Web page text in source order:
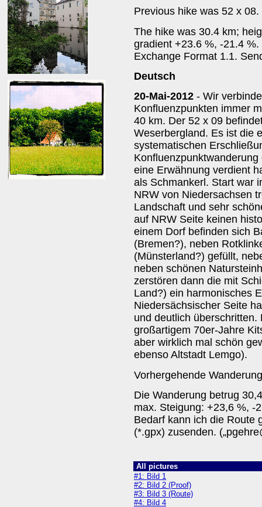
Previous hike was 52 x 08.
The hike was 30.4 km;
gradient +23.6 %, -21.4
Exchange Format 1.1.
Deutsch
20-Mai-2012 - Wir
Konfluenzpunkten immer
40 km. Der 52 x 09
Weserbergland. Es ist die
systematischen
eine Erwähnung verdient
als Schmankerl. Start war
NRW von Niedersachsen
Landschaft und sehr
auf NRW Seite keinen
einem Dorf befinden sich
(Bremen?), neben
(Münsterland?) gefüllt,
neben schönen
zerstören dann die mit
Land?) ein harmonisches
Niedersächsischer Seite
und deutlich
großartigem 70er-Jahre
aber wirklich mal schön
ebenso Altstadt Lemgo).
Vorhergehende
Die Wanderung betrug
max. Steigung: +23,6 %, -
Bedarf kann ich die Route
(*.gpx) zusenden.
All pictures
#1: Bild 1
#2: Bild 2 (Proof)
#3: Bild 3 (Route)
#4: Bild 4